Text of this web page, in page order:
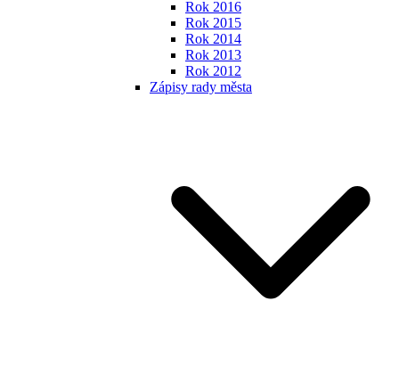
Rok 2016
Rok 2015
Rok 2014
Rok 2013
Rok 2012
Zápisy rady města